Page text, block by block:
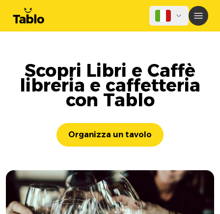
Scopri Libri e Caffè
libreria e caffetteria
con Tablo
Organizza un tavolo